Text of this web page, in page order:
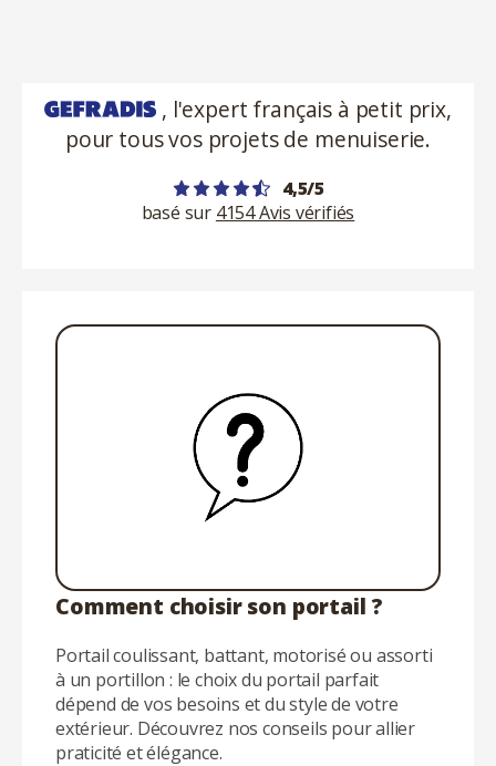
, l'expert français à petit prix,
pour tous vos projets de menuiserie.
4,5/5
basé sur 4154 Avis vérifiés
Comment choisir son portail ?
Portail coulissant, battant, motorisé ou assorti
à un portillon : le choix du portail parfait
dépend de vos besoins et du style de votre
extérieur. Découvrez nos conseils pour allier
praticité et élégance.